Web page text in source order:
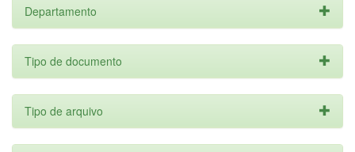
Departamento
Tipo de documento
Tipo de arquivo